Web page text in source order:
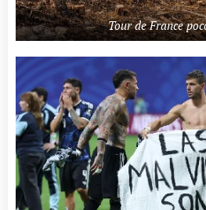
Tour de France